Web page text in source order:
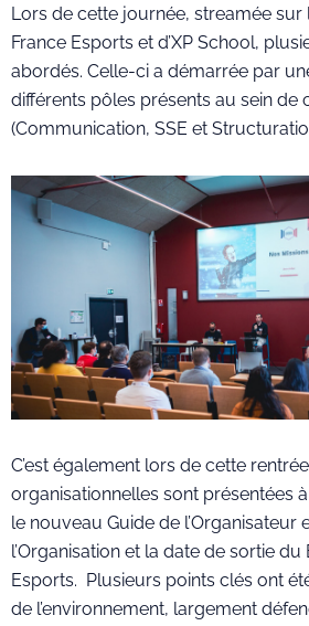
Lors de cette journée, streamée sur
France Esports et d’XP School,
abordés. Celle-ci a démarrée par
différents pôles présents au sein de
(Communication, SSE et
C’est également lors de cette
organisationnelles sont présentées
le nouveau Guide de
l’Organisation et la date de sortie
Esports. Plusieurs points clés ont
de l’environnement, largement